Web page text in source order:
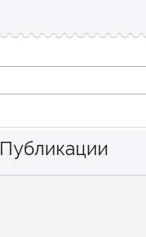
Публикации